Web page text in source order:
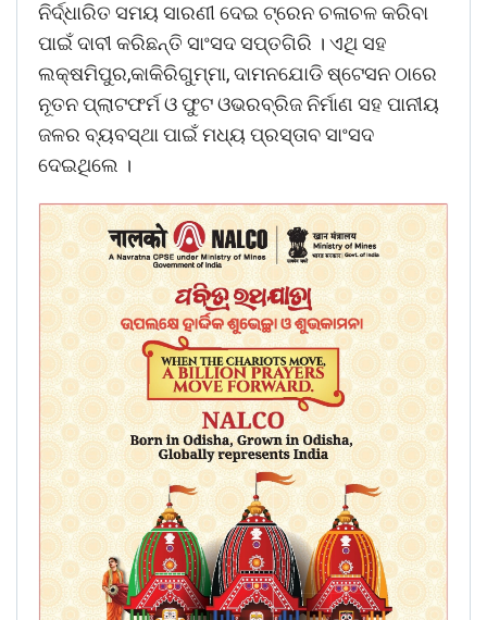
ନିର୍ଦ୍ଧାରିତ ସମୟ ସାରଣୀ ଦେଇ ଟ୍ରେନ ଚଳାଚଳ କରିବା
ପାଇଁ ଦାବୀ କରିଛନ୍ତି ସାଂସଦ ସପ୍ତଗିରି । ଏଥି ସହ
ଲକ୍ଷମିପୁର,କାକିରିଗୁମ୍ମା, ଦାମନଯୋଡି ଷ୍ଟେସନ ଠାରେ
ନୂତନ ପ୍ଲାଟଫର୍ମ ଓ ଫୁଟ ଓଭରବ୍ରିଜ ନିର୍ମାଣ ସହ ପାନୀୟ
ଜଳର ବ୍ୟବସ୍ଥା ପାଇଁ ମଧ୍ୟ ପ୍ରସ୍ତାବ ସାଂସଦ
ଦେଇଥିଲେ ।